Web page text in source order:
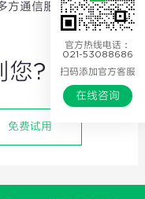
方通信服务。
您?
免费试用
官方热线电话：
021-53088686
扫码添加官方客服
在线咨询